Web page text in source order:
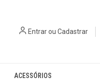
Entrarou Cadastrar
ACESSÓRIOS